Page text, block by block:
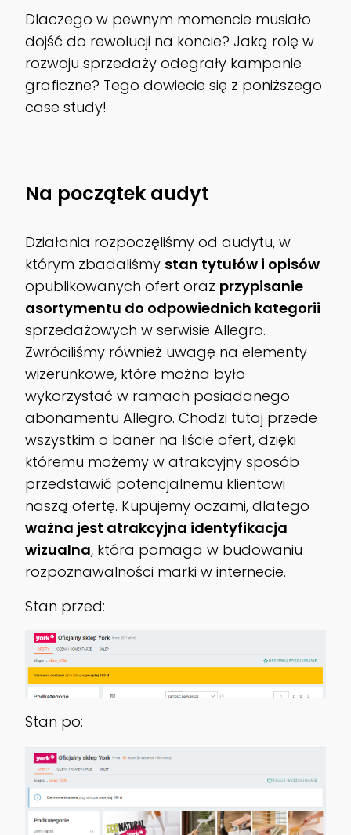
Dlaczego w pewnym momencie musiało
dojść do rewolucji na koncie? Jaką rolę w
rozwoju sprzedaży odegrały kampanie
graficzne? Tego dowiecie się z poniższego
case study!
Na początek audyt
Działania rozpoczęliśmy od audytu, w
którym zbadaliśmy stan tytułów i opisów
opublikowanych ofert oraz przypisanie
asortymentu do odpowiednich kategorii
sprzedażowych w serwisie Allegro.
Zwróciliśmy również uwagę na elementy
wizerunkowe, które można było
wykorzystać w ramach posiadanego
abonamentu Allegro. Chodzi tutaj przede
wszystkim o baner na liście ofert, dzięki
któremu możemy w atrakcyjny sposób
przedstawić potencjalnemu klientowi
naszą ofertę. Kupujemy oczami, dlatego
ważna jest atrakcyjna identyfikacja
wizualna, która pomaga w budowaniu
rozpoznawalności marki w internecie.
Stan przed:
Stan po: